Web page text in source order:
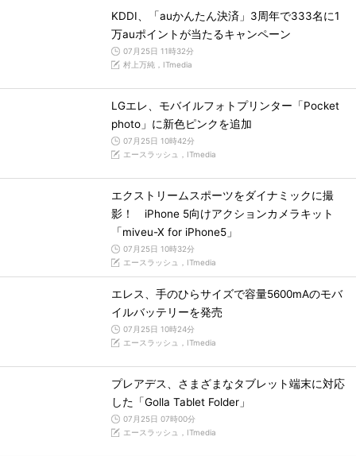
KDDI、「auかんたん決済」3周年で333名に1
万auポイントが当たるキャンペーン
07月25日 11時32分
村上万純，ITmedia
LGエレ、モバイルフォトプリンター「Pocket
photo」に新色ピンクを追加
07月25日 10時42分
エースラッシュ，ITmedia
エクストリームスポーツをダイナミックに撮
影！ iPhone 5向けアクションカメラキット
「miveu-X for iPhone5」
07月25日 10時32分
エースラッシュ，ITmedia
エレス、手のひらサイズで容量5600mAのモバ
イルバッテリーを発売
07月25日 10時24分
エースラッシュ，ITmedia
プレアデス、さまざまなタブレット端末に対応
した「Golla Tablet Folder」
07月25日 07時00分
エースラッシュ，ITmedia